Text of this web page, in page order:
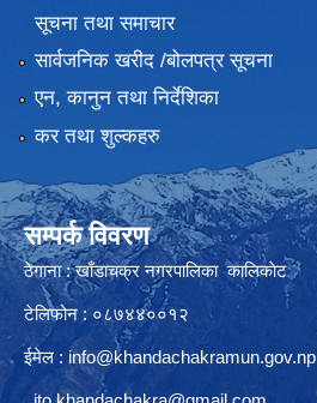
सूचना तथा समाचार
सार्वजनिक खरीद /बोलपत्र सूचना
एन, कानुन तथा निर्देशिका
कर तथा शुल्कहरु
सम्पर्क विवरण
ठेगाना : खाँडाचक्र नगरपालिका कालिकाेट
टेलिफोन : ०८७४४००१२
ईमेल : info@khandachakramun.gov.np